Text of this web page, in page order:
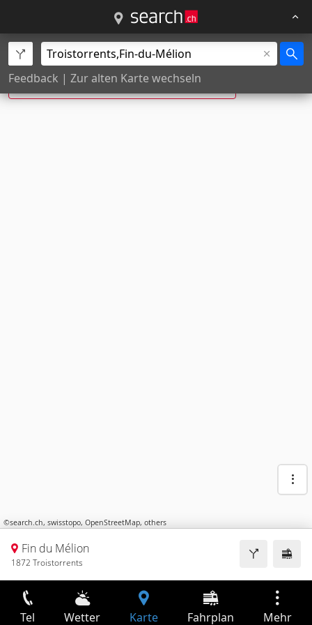
Feedback | Zur alten Karte wechseln
Fin du Mélion, Troistorrents ist neu:
Rte de la Step, Troistorrents
©search.ch, swisstopo, OpenStreetMap, others
Fin du Mélion
1872 Troistorrents
Tel Wetter Karte Fahrplan Mehr